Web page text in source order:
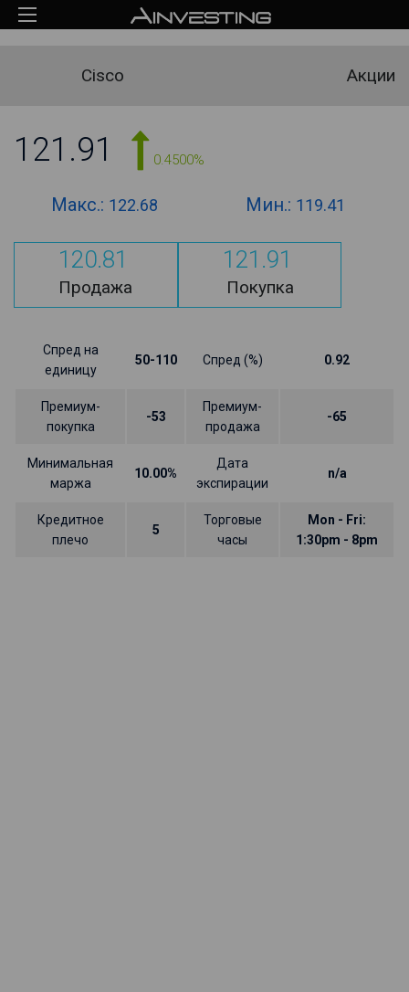
Cisco Акции
121.91 0.4500%
Макс.: 122.68 Мин.: 119.41
120.81
Продажа
121.91
Покупка
Спред на
единицу
50-110 Спред (%) 0.92
Премиум-
покупка
-53
Премиум-
продажа
-65
Минимальная
маржа
10.00%
Дата
экспирации
n/a
Кредитное
плечо
5
Торговые
часы
Mon - Fri:
1:30pm - 8pm